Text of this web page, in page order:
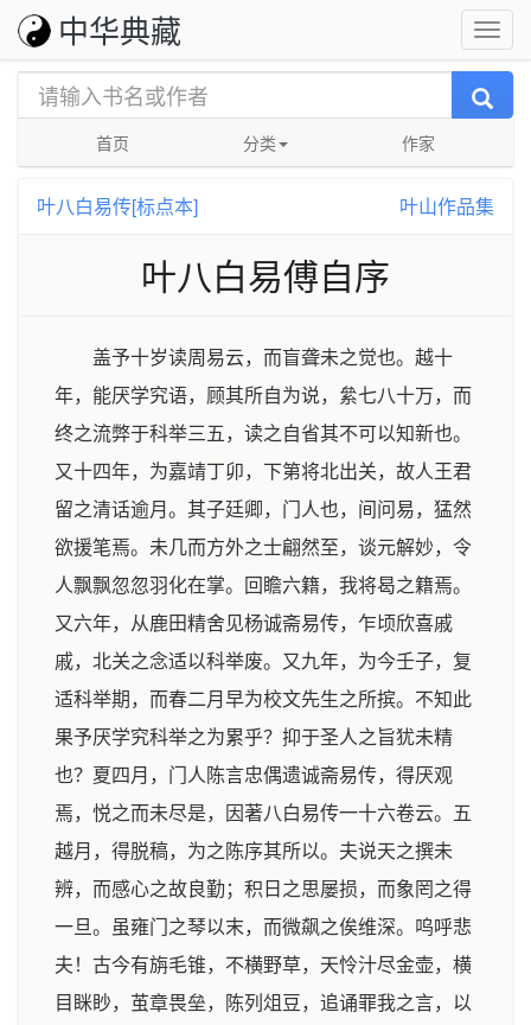
中华典藏
首页 分类 作家
叶八白易传[标点本] 叶山作品集
叶八白易傅自序
盖予十岁读周易云，而盲聋未之觉也。越十
年，能厌学究语，顾其所自为说，絫七八十万，而
终之流弊于科举三五，读之自省其不可以知新也。
又十四年，为嘉靖丁卯，下第将北出关，故人王君
留之清话逾月。其子廷卿，门人也，间问易，猛然
欲援笔焉。未几而方外之士翩然至，谈元解妙，令
人飘飘忽忽羽化在掌。回瞻六籍，我将曷之籍焉。
又六年，从鹿田精舍见杨诚斋易传，乍顷欣喜戚
戚，北关之念适以科举废。又九年，为今壬子，复
适科举期，而春二月早为校文先生之所摈。不知此
果予厌学究科举之为累乎？抑于圣人之旨犹未精
也？夏四月，门人陈言忠偶遗诚斋易传，得厌观
焉，悦之而未尽是，因著八白易传一十六卷云。五
越月，得脱稿，为之陈序其所以。夫说天之撰未
辨，而感心之故良勤；积日之思屡损，而象罔之得
一旦。虽雍门之琴以末，而微飙之俟维深。呜呼悲
夫！古今有旃毛锥，不横野草，天怜汁尽金壶，横
目眯眇，茧章畏垒，陈列俎豆，追诵罪我之言，以